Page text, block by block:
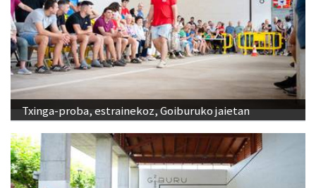
Txinga-proba, estrainekoz, Goiburuko jaietan